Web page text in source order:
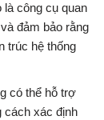
là công cụ quan
đảm bảo rằng
trúc hệ thống
có thể hỗ trợ
cách xác định